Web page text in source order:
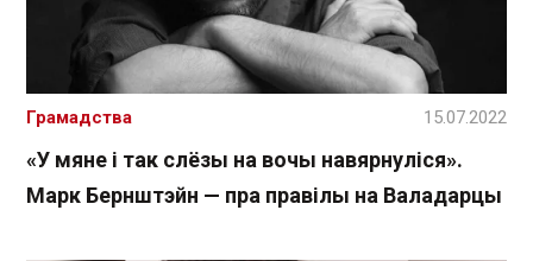
«У мяне і так слёзы на вочы навярнуліся».
Марк Бернштэйн — пра правілы на Валадарцы
Грамадства 15.07.2022